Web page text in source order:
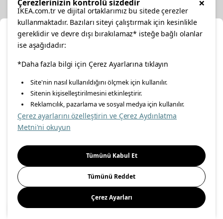
facebooktwitterinstagrampinterestyoutube
linkedin
Enerji Politikası Bilgi Güvenliği Politikası
Gıda Güvenliği Politikası
Önemli Bilgilendirme İnternet Sitesi Gizlilik Politikası
Kişisel Verilerin Korunması
© Inter IKEA Systems B.V 1999-
Konumunuzu Seçin
İnternetten vereceğiniz siparişlerinizde size özel hizmet ve
içerikleri görebilmek için lütfen konumuzu seçin.
İl seçiniz
Seçiniz
Kaydet
Çerezlerinizin kontrolü sizdedir
IKEA.com.tr ve dijital ortaklarımız bu sitede çerezler
kullanmaktadır. Bazıları siteyi çalıştırmak için kesinlikle
gereklidir ve devre dışı bırakılamaz* isteğe bağlı olanlar
ise aşağıdadır:
*Daha fazla bilgi için Çerez Ayarlarına tıklayın
Site'nin nasıl kullanıldığını ölçmek için kullanılır.
Sitenin kişiselleştirilmesini etkinleştirir.
Reklamcılık, pazarlama ve sosyal medya için kullanılır.
Çerez ayarlarını özelleştirin ve Çerez Aydınlatma
Metni'ni okuyun
Tümünü Kabul Et
Tümünü Reddet
Çerez Ayarları